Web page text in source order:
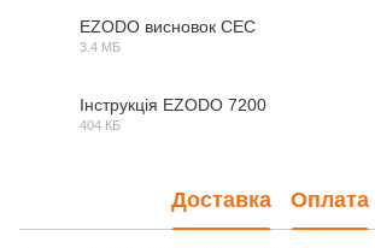
EZODO висновок СЕС
3.4 МБ
Інструкція EZODO 7200
404 КБ
Доставка Оплата